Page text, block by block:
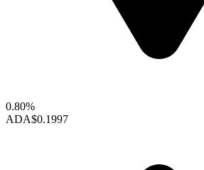
0.80%
ADA$0.1997